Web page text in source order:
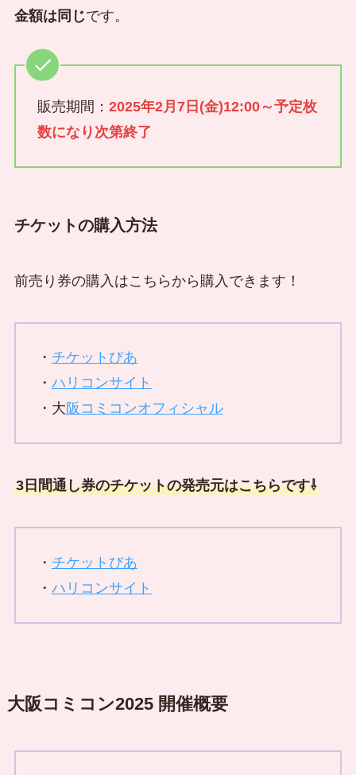
金額は同じです。
販売期間： 2025年2月7日(金)12:00～予定枚
数になり次第終了
チケットの購入方法
前売り券の購入はこちらから購入できます！
・ チケットぴあ
・ ハリコンサイト
・大 阪コミコンオフィシャル
3日間通し券のチケットの発売元はこちらです⇩
・ チケットぴあ
・ ハリコンサイト
大阪コミコン2025 開催概要